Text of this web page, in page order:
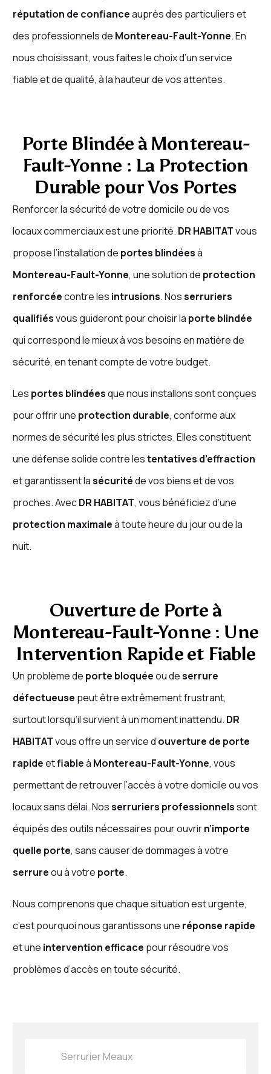
réputation de confianceauprès des particuliers et
des professionnels de Montereau-Fault-Yonne. En
nous choisissant, vous faites le choix d’un service
fiable et de qualité, à la hauteur de vos attentes.
Porte Blindée à Montereau-
Fault-Yonne : La Protection
Durable pour Vos Portes
Renforcer la sécurité de votre domicile ou de vos
locaux commerciaux est une priorité. DR HABITATvous
propose l’installation de portes blindéesà
Montereau-Fault-Yonne, une solution de protection
renforcéecontre les intrusions. Nosserruriers
qualifiésvous guideront pour choisir la porte blindée
qui correspond le mieux à vos besoins en matière de
sécurité, en tenant compte de votre budget.
Les portes blindéesque nous installons sont conçues
pour offrir une protection durable, conforme aux
normes de sécurité les plus strictes. Elles constituent
une défense solide contre lestentatives d’effraction
et garantissent lasécuritéde vos biens et de vos
proches. AvecDR HABITAT, vous bénéficiez d’une
protection maximaleà toute heure du jour ou de la
nuit.
Ouverture de Porte à
Montereau-Fault-Yonne : Une
Intervention Rapide et Fiable
Un problème de porte bloquéeou deserrure
défectueuse peut être extrêmement frustrant,
surtout lorsqu’il survient à un moment inattendu. DR
HABITATvous offre un service d’ouverture de porte
rapideetfiableà Montereau-Fault-Yonne, vous
permettant de retrouver l’accès à votre domicile ou vos
locaux sans délai. Nosserruriers professionnelssont
équipés des outils nécessaires pour ouvrirn’importe
quelle porte, sans causer de dommages à votre
serrureou à votre porte.
Nous comprenons que chaque situation est urgente,
c’est pourquoi nous garantissons une réponse rapide
et une intervention efficace pour résoudre vos
problèmes d’accès en toute sécurité.
Serrurier Meaux